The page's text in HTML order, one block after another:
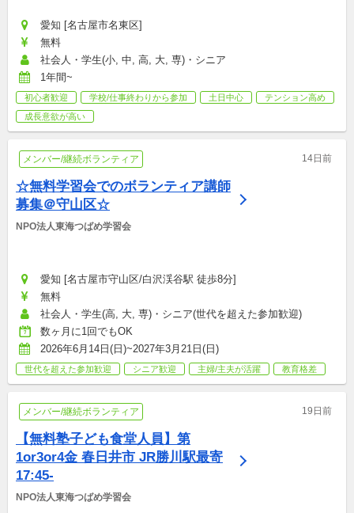
愛知 [名古屋市名東区]
無料
社会人・学生(小, 中, 高, 大, 専)・シニア
1年間~
初心者歓迎 学校/仕事終わりから参加 土日中心
テンション高め
成長意欲が高い
メンバー/継続ボランティア 14日前
☆無料学習会でのボランティア講師
募集＠守山区☆
NPO法人東海つばめ学習会
愛知 [名古屋市守山区/白沢渓谷駅 徒歩8分]
無料
社会人・学生(高, 大, 専)・シニア(世代を超えた参加歓迎)
数ヶ月に1回でもOK
2026年6月14日(日)~2027年3月21日(日)
世代を超えた参加歓迎 シニア歓迎 主婦/主夫が活躍 教育格差
メンバー/継続ボランティア 19日前
【無料塾子ども食堂人員】第
1or3or4金 春日井市 JR勝川駅最寄
17:45-
NPO法人東海つばめ学習会